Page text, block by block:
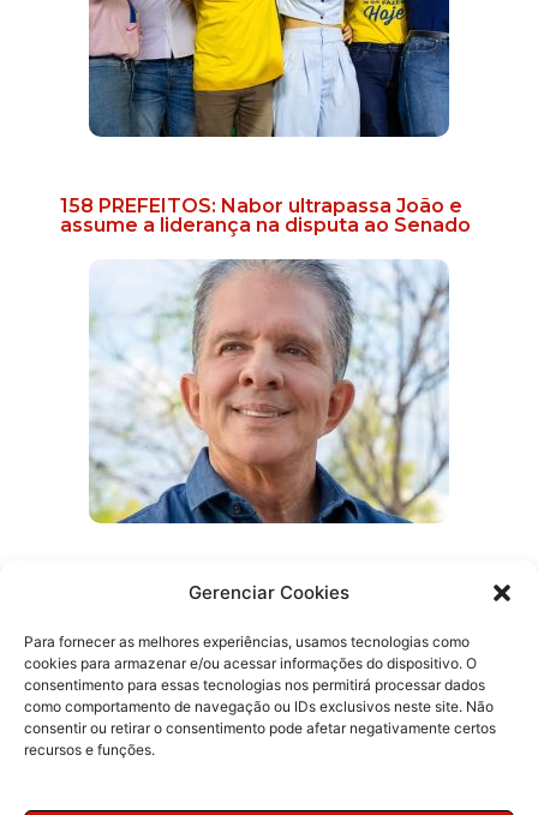
Gerenciar Cookies
Para fornecer as melhores experiências, usamos tecnologias como
cookies para armazenar e/ou acessar informações do dispositivo. O
consentimento para essas tecnologias nos permitirá processar dados
como comportamento de navegação ou IDs exclusivos neste site. Não
consentir ou retirar o consentimento pode afetar negativamente certos
recursos e funções.
158 PREFEITOS: Nabor ultrapassa João e
assume a liderança na disputa ao Senado
Pai de secretário de Lucas anuncia apoio